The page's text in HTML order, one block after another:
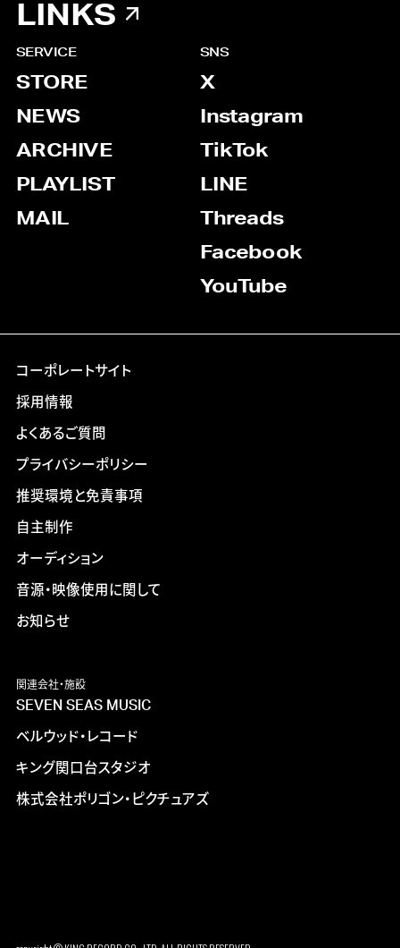
LINKS
SERVICE
STORE
NEWS
ARCHIVE
PLAYLIST
MAIL
SNS
X
Instagram
TikTok
LINE
Threads
Facebook
YouTube
コーポレートサイト
採用情報
よくあるご質問
プライバシーポリシー
推奨環境と免責事項
自主制作
オーディション
音源・映像使用に関して
お知らせ
関連会社・施設
SEVEN SEAS MUSIC
ベルウッド・レコード
キング関口台スタジオ
株式会社ポリゴン・ピクチュアズ